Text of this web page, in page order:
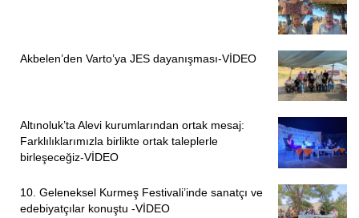
Akbelen’den Varto’ya JES dayanışması-VİDEO
Altınoluk’ta Alevi kurumlarından ortak mesaj:
Farklılıklarımızla birlikte ortak taleplerle
birleşeceğiz-VİDEO
10. Geleneksel Kurmeş Festivali’inde sanatçı ve
edebiyatçılar konuştu -VİDEO